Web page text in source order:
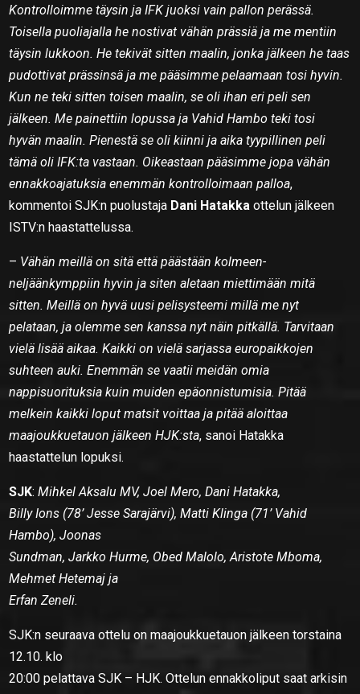
Kontrolloimme täysin ja IFK juoksi vain pallon perässä.
Toisella puoliajalla he nostivat vähän prässiä ja me mentiin
täysin lukkoon. He tekivät sitten maalin, jonka jälkeen he taas
pudottivat prässinsä ja me pääsimme pelaamaan tosi hyvin.
Kun ne teki sitten toisen maalin, se oli ihan eri peli sen
jälkeen. Me painettiin lopussa ja Vahid Hambo teki tosi
hyvän maalin. Pienestä se oli kiinni ja aika tyypillinen peli
tämä oli IFK:ta vastaan. Oikeastaan pääsimme jopa vähän
ennakkoajatuksia enemmän kontrolloimaan palloa,
kommentoi SJK:n puolustaja Dani Hatakka ottelun jälkeen
ISTV:n haastattelussa.
– Vähän meillä on sitä että päästään kolmeen-
neljäänkymppiin hyvin ja siten aletaan miettimään mitä
sitten. Meillä on hyvä uusi pelisysteemi millä me nyt
pelataan, ja olemme sen kanssa nyt näin pitkällä. Tarvitaan
vielä lisää aikaa. Kaikki on vielä sarjassa europaikkojen
suhteen auki. Enemmän se vaatii meidän omia
nappisuorituksia kuin muiden epäonnistumisia. Pitää
melkein kaikki loput matsit voittaa ja pitää aloittaa
maajoukkuetauon jälkeen HJK:sta, sanoi Hatakka
haastattelun lopuksi.
SJK:Mihkel Aksalu MV, Joel Mero, Dani Hatakka,
Billy Ions (78’ Jesse Sarajärvi), Matti Klinga (71’ Vahid
Hambo), Joonas
Sundman, Jarkko Hurme, Obed Malolo, Aristote Mboma,
Mehmet Hetemaj ja
Erfan Zeneli.
SJK:n seuraava ottelu on maajoukkuetauon jälkeen torstaina
12.10. klo
20:00 pelattava SJK – HJK. Ottelun ennakkoliput saat arkisin